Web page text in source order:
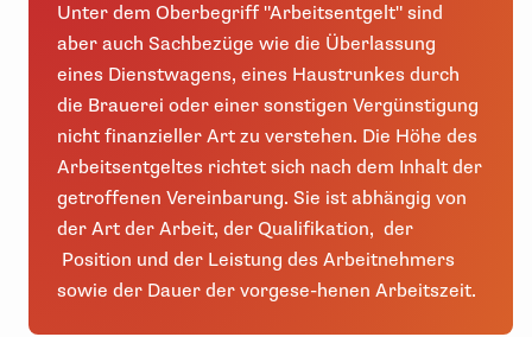
Unter dem Oberbegriff "Arbeitsentgelt" sind
aber auch Sachbezüge wie die Überlassung
eines Dienstwagens, eines Haustrunkes durch
die Brauerei oder einer sonstigen Vergünstigung
nicht finanzieller Art zu verstehen. Die Höhe des
Arbeitsentgeltes richtet sich nach dem Inhalt der
getroffenen Vereinbarung. Sie ist abhängig von
der Art der Arbeit, der Qualifikation, der
Position und der Leistung des Arbeitnehmers
sowie der Dauer der vorgese-henen Arbeitszeit.